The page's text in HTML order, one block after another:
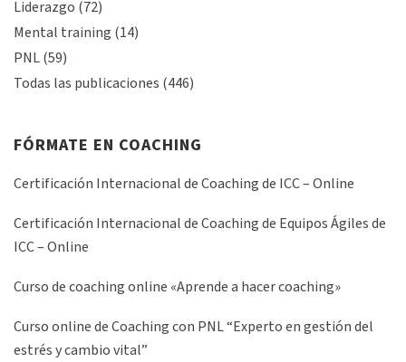
Liderazgo (72)
Mental training (14)
PNL(59)
Todas las publicaciones (446)
FÓRMATE EN COACHING
Certificación Internacional de Coaching de ICC – Online
Certificación Internacional de Coaching de Equipos Ágiles de
ICC – Online
Curso de coaching online «Aprende a hacer coaching»
Curso online de Coaching con PNL “Experto en gestión del
estrés y cambio vital”